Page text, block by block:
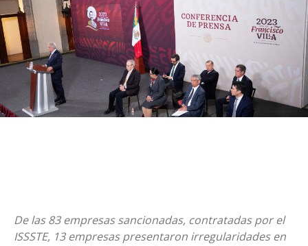
De las 83 empresas sancionadas, contratadas por el
ISSSTE, 13 empresas presentaron irregularidades en